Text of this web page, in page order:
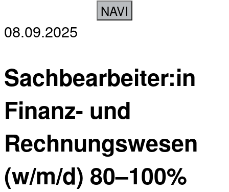
NAVI
08.09.2025
Sachbearbeiter:in
Finanz- und
Rechnungswesen
(w/m/d) 80–100%